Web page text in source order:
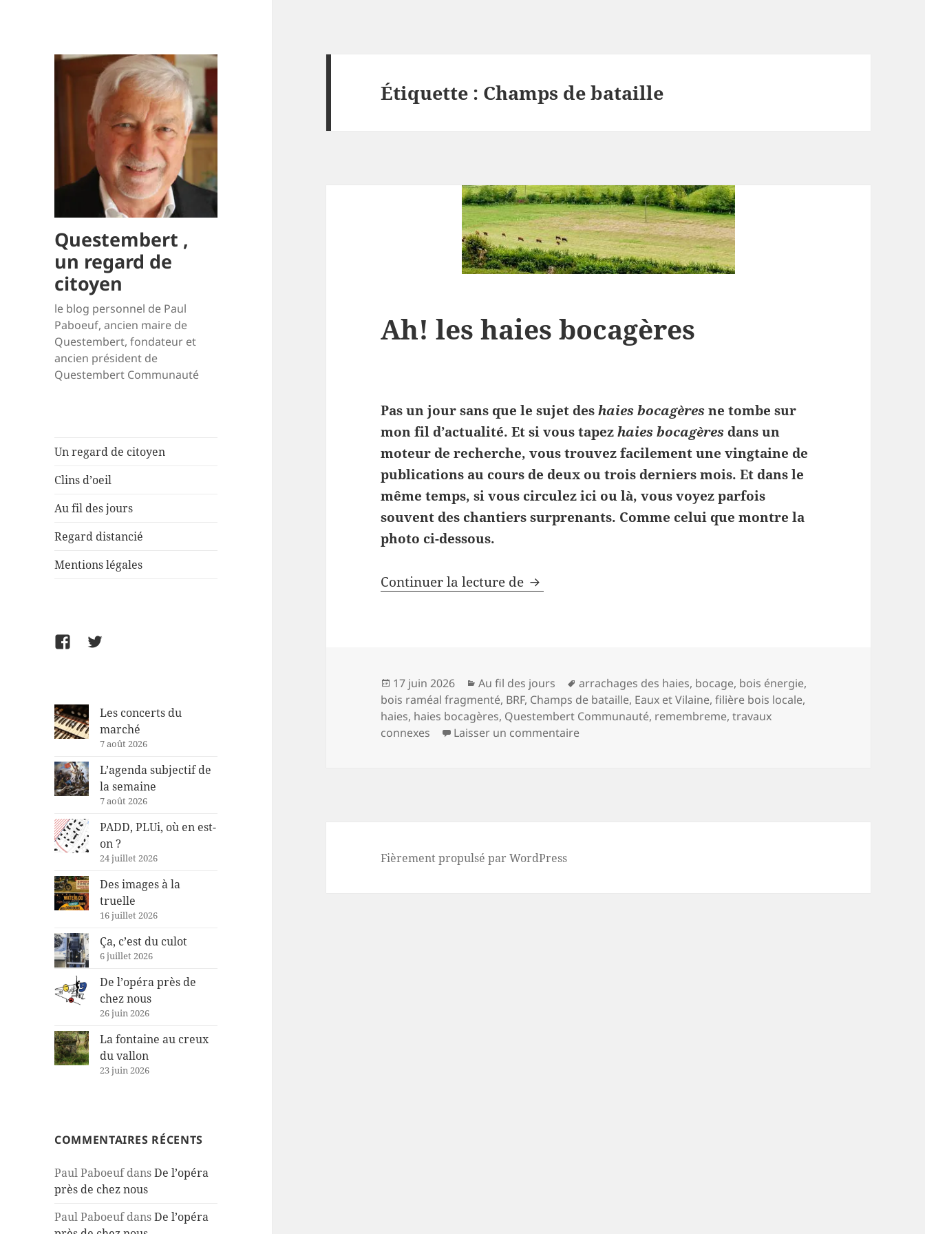
Questembert ,
un regard de
citoyen
le blog personnel de Paul
Paboeuf, ancien maire de
Questembert, fondateur et
ancien président de
Questembert Communauté
Un regard de citoyen
Clins d’oeil
Au fil des jours
Regard distancié
Mentions légales
FacebookTwitter
Les concerts du
marché
7 août 2026
L’agenda subjectif de
la semaine
7 août 2026
PADD, PLUi, où en est-
on ?
24 juillet 2026
Des images à la
truelle
16 juillet 2026
Ça, c’est du culot
6 juillet 2026
De l’opéra près de
chez nous
26 juin 2026
La fontaine au creux
du vallon
23 juin 2026
COMMENTAIRES RÉCENTS
Paul PaboeufdansDe l’opéra
près de chez nous
Paul PaboeufdansDe l’opéra
Étiquette : Champs de bataille
Ah! les haies bocagères
Pas un jour sans que le sujet deshaies bocagèresne tombe sur
mon fil d’actualité. Et si vous tapezhaies bocagères dans un
moteur de recherche, vous trouvez facilement une vingtaine de
publications au cours de deux ou trois derniers mois. Et dans le
même temps, si vous circulez ici ou là, vous voyez parfois
souvent des chantiers surprenants. Comme celui que montre la
photo ci-dessous.
Continuer la lecture de Ah! les haies bocagères
Publié
le
17 juin 2026 Catégories
Au fil des jours
Mots-
clés
arrachages des haies, bocage, bois énergie,
bois raméal fragmenté, BRF, Champs de bataille, Eaux et Vilaine,filière bois locale,
haies, haies bocagères, Questembert Communauté, remembreme,travaux
connexes
Laisser un commentairesur Ah! les haies bocagères
Fièrement propulsé par WordPress